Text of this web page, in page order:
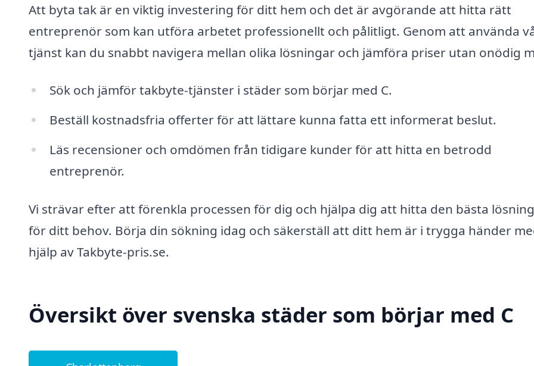
Att byta tak är en viktig investering för ditt hem och det är avgörande att hitta rätt
entreprenör som kan utföra arbetet professionellt och pålitligt. Genom att använda
tjänst kan du snabbt navigera mellan olika lösningar och jämföra priser utan onödig
Sök och jämför takbyte-tjänster i städer som börjar med C.
Beställ kostnadsfria offerter för att lättare kunna fatta ett informerat beslut.
Läs recensioner och omdömen från tidigare kunder för att hitta en betrodd
entreprenör.
Vi strävar efter att förenkla processen för dig och hjälpa dig att hitta den bästa
för ditt behov. Börja din sökning idag och säkerställ att ditt hem är i trygga händer
hjälp av Takbyte-pris.se.
Översikt över svenska städer som börjar med C